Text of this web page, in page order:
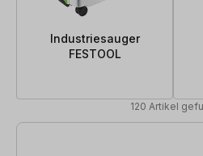
Industriesauger
FESTOOL
120 Artikel
120 Artikel gefunden